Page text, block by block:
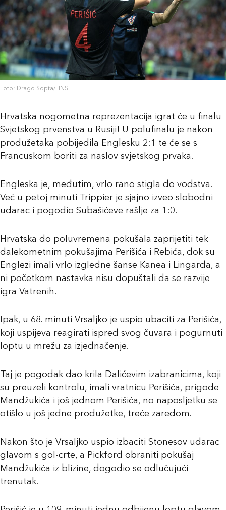
Foto: Drago Sopta/HNS
Hrvatska nogometna reprezentacija igrat će u finalu
Svjetskog prvenstva u Rusiji! U polufinalu je nakon
produžetaka pobijedila Englesku 2:1 te će se s
Francuskom boriti za naslov svjetskog prvaka.
Engleska je, međutim, vrlo rano stigla do vodstva.
Već u petoj minuti Trippier je sjajno izveo slobodni
udarac i pogodio Subašićeve rašlje za 1:0.
Hrvatska do poluvremena pokušala zaprijetiti tek
dalekometnim pokušajima Perišića i Rebića, dok su
Englezi imali vrlo izgledne šanse Kanea i Lingarda, a
ni početkom nastavka nisu dopuštali da se razvije
igra Vatrenih.
Ipak, u 68. minuti Vrsaljko je uspio ubaciti za Perišića,
koji uspijeva reagirati ispred svog čuvara i pogurnuti
loptu u mrežu za izjednačenje.
Taj je pogodak dao krila Dalićevim izabranicima, koji
su preuzeli kontrolu, imali vratnicu Perišića, prigode
Mandžukića i još jednom Perišića, no naposljetku se
otišlo u još jedne produžetke, treće zaredom.
Nakon što je Vrsaljko uspio izbaciti Stonesov udarac
glavom s gol-crte, a Pickford obraniti pokušaj
Mandžukića iz blizine, dogodio se odlučujući
trenutak.